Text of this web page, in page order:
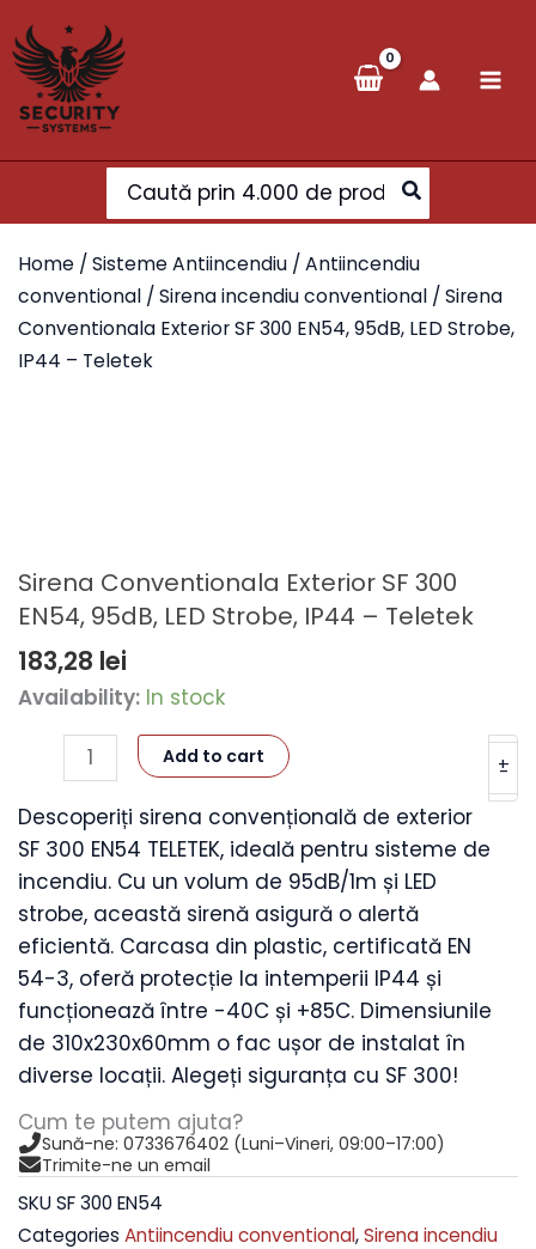
to
content
Search
for:
Home / Sisteme Antiincendiu / Antiincendiu
conventional / Sirena incendiu conventional / Sirena
Conventionala Exterior SF 300 EN54, 95dB, LED Strobe,
IP44 – Teletek
Sirena Conventionala Exterior SF 300
EN54, 95dB, LED Strobe, IP44 – Teletek
183,28 lei
Availability: In stock
-
Sirena
Conventionala
Exterior
300
EN54,
95dB,
LED
Strobe,
IP44
-
Teletek
quantity
+
Add to cart
Descoperiți sirena convențională de exterior
SF 300 EN54 TELETEK, ideală pentru sisteme de
incendiu. Cu un volum de 95dB/1m și LED
strobe, această sirenă asigură o alertă
eficientă. Carcasa din plastic, certificată EN
54-3, oferă protecție la intemperii IP44 și
funcționează între -40C și +85C. Dimensiunile
de 310x230x60mm o fac ușor de instalat în
diverse locații. Alegeți siguranța cu SF 300!
Cum te putem ajuta?
Sună-ne: 0733676402 (Luni–Vineri, 09:00–17:00)
Trimite-ne un email
SKUSF 300 EN54
Categories Antiincendiu conventional,Sirena incendiu